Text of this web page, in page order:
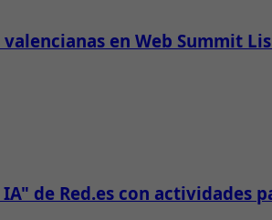
en Web Summit
de Red.es con